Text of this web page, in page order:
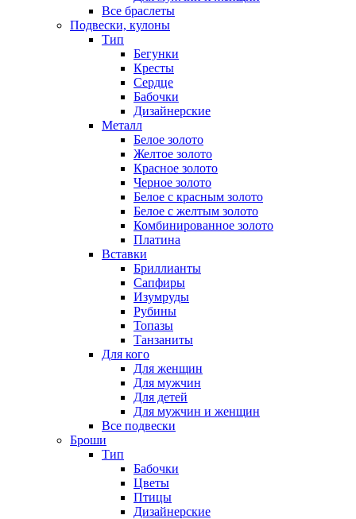
Все браслеты
Подвески, кулоны
Тип
Бегунки
Кресты
Сердце
Бабочки
Дизайнерские
Металл
Белое золото
Желтое золото
Красное золото
Черное золото
Белое с красным золото
Белое с желтым золото
Комбинированное золото
Платина
Вставки
Бриллианты
Сапфиры
Изумруды
Рубины
Топазы
Танзаниты
Для кого
Для женщин
Для мужчин
Для детей
Для мужчин и женщин
Все подвески
Броши
Тип
Бабочки
Цветы
Птицы
Дизайнерские